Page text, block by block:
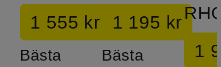
1 555 kr
Bästa
1 195 kr
Bästa 1